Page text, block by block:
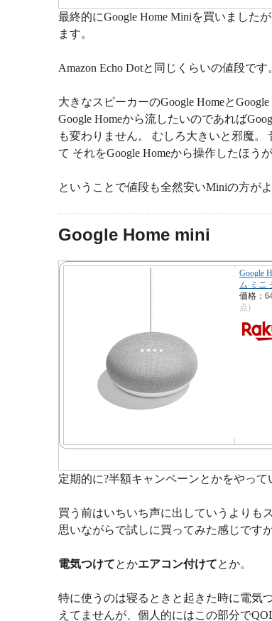
最終的にGoogle Home Miniを買いました
ます。
Amazon Echo Dotと同じくらいの値段です
大きなスピーカーのGoogle Homeと
Google Homeから流したいのであれば
も変わりません。 むしろ大きいと邪魔。
て それをGoogle Homeから操作したほう
ということで値段も全然安いMiniの方がよ
Google Home mini
Google
ム ミニ
価格：
点)
定期的に?半額キャンペーンとかをやって
買う前はいちいち声に出していうよりも
思いながらで試しに買ってみた感じです
電気つけてとかエアコン付けてとか。
特に使うのは寝るときと起きた時に電気
えてませんが、個人的にはこの部分で